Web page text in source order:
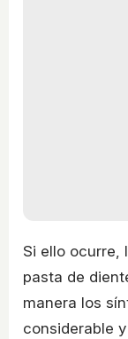
Si ello ocurre,
pasta de
manera los
considerable y